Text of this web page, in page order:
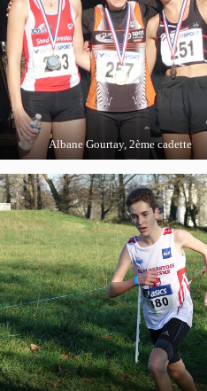
Albane Gourtay, 2ème cadette